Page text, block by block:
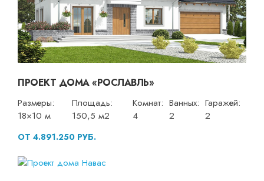
ПРОЕКТ ДОМА «РОСЛАВЛЬ»
Размеры:
18×10 м
Площадь:
150,5 м2
Комнат:
4
Ванных:
2
Гаражей:
2
ОТ 4.891.250 РУБ.